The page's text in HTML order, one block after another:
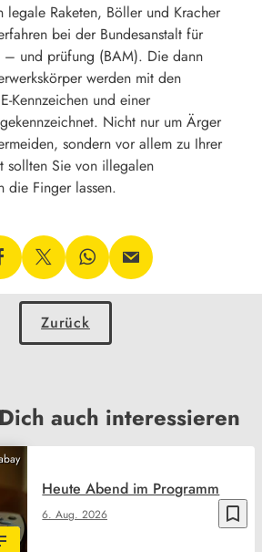
legale Raketen, Böller und Kracher
bei der Bundesanstalt für
– und prüfung (BAM). Die dann
werden mit den
Kennzeichen und einer
Nicht nur um Ärger
sondern vor allem zu Ihrer
sollten Sie von illegalen
die Finger lassen.
Zurück
auch interessieren
bookmark_border
6. Aug. 2026
Heute Abend im Programm